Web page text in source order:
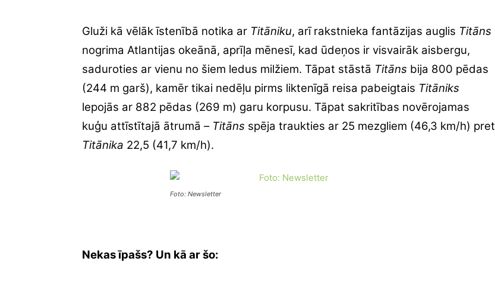
Gluži kā vēlāk īstenībā notika ar Titāniku, arī rakstnieka fantāzijas auglis Titāns
nogrima Atlantijas okeānā, aprīļa mēnesī, kad ūdeņos ir visvairāk aisbergu,
saduroties ar vienu no šiem ledus milžiem. Tāpat stāstā Titāns bija 800 pēdas
(244 m garš), kamēr tikai nedēļu pirms liktenīgā reisa pabeigtais Titāniks
lepojās ar 882 pēdas (269 m) garu korpusu. Tāpat sakritības novērojamas
kuģu attīstītajā ātrumā – Titāns spēja traukties ar 25 mezgliem (46,3 km/h) pret
Titānika 22,5 (41,7 km/h).
Foto: Newsletter
Nekas īpašs? Un kā ar šo: